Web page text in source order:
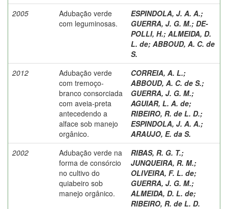
2005
Adubação verde
com leguminosas.
ESPINDOLA, J. A. A.;
GUERRA, J. G. M.; DE-
POLLI, H.; ALMEIDA, D.
L. de; ABBOUD, A. C. de
S.
2012
Adubação verde
com tremoço-
branco consorciada
com aveia-preta
antecedendo a
alface sob manejo
orgânico.
CORREIA, A. L.;
ABBOUD, A. C. de S.;
GUERRA, J. G. M.;
AGUIAR, L. A. de;
RIBEIRO, R. de L. D.;
ESPINDOLA, J. A. A.;
ARAUJO, E. da S.
2002
Adubação verde na
forma de consórcio
no cultivo do
quiabeiro sob
manejo orgânico.
RIBAS, R. G. T.;
JUNQUEIRA, R. M.;
OLIVEIRA, F. L. de;
GUERRA, J. G. M.;
ALMEIDA, D. L. de;
RIBEIRO, R. de L. D.